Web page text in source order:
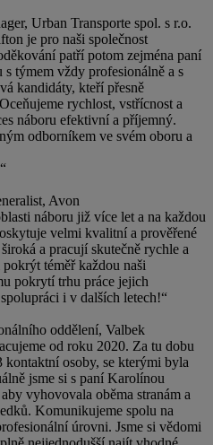
Urban Transporte spol. s r.o.
je pro naši společnost
patří potom zejména paní
týmem vždy profesionálně a s
kandidáty, kteří přesně
rychlost, vstřícnost a
náboru efektivní a příjemný.
odborníkem ve svém oboru a
Avon
náboru již více let a na každou
velmi kvalitní a prověřené
a pracují skutečně rychle a
téměř každou naši
pokrytí trhu práce jejich
i v dalších letech!“
oddělení, Valbek
od roku 2020. Za tu dobu
kontaktní osoby, se kterými byla
jsme si s paní Karolínou
vyhovovala oběma stranám a
Komunikujeme spolu na
úrovni. Jsme si vědomi